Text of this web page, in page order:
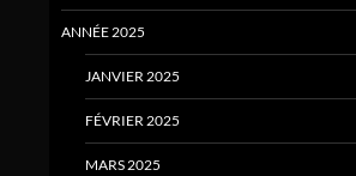
ANNÉE 2025
JANVIER 2025
FÉVRIER 2025
MARS 2025